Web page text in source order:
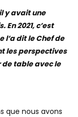
y avait une
2021, c’est
l’a dit le Chef de
les perspectives
de table avec le
que nous avons